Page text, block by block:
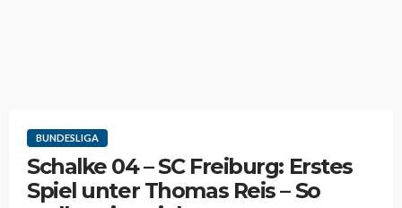
BUNDESLIGA
Schalke 04 – SC Freiburg: Erstes
Spiel unter Thomas Reis – So